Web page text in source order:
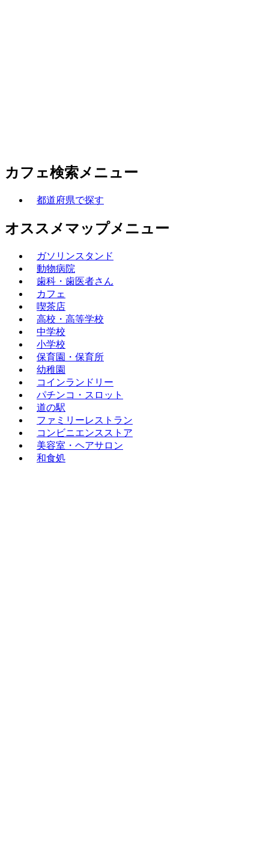
カフェ検索メニュー
都道府県で探す
オススメマップメニュー
ガソリンスタンド
動物病院
歯科・歯医者さん
カフェ
喫茶店
高校・高等学校
中学校
小学校
保育園・保育所
幼稚園
コインランドリー
パチンコ・スロット
道の駅
ファミリーレストラン
コンビニエンスストア
美容室・ヘアサロン
和食処